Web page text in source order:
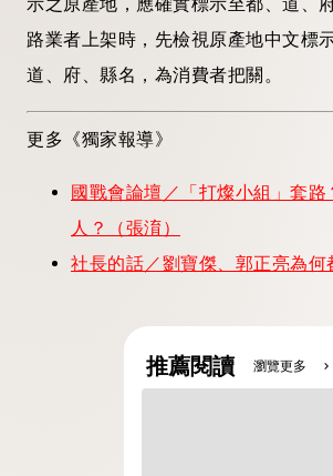
示之原產地，應確實標示至都、道、
路業者上架時，先檢視原產地中文標
道、府、縣名，為消費者把關。
更多《獨家報導》
國戰會論壇／「打燦小組」套路
人？（張淯）
社長的話／劉寶傑、郭正亮為何
推薦閱讀 瀏覽更多 chevron_right